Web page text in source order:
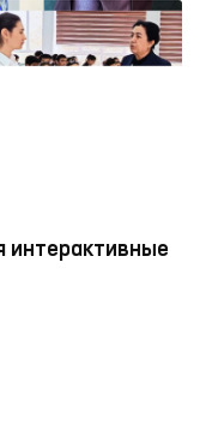
интерактивные